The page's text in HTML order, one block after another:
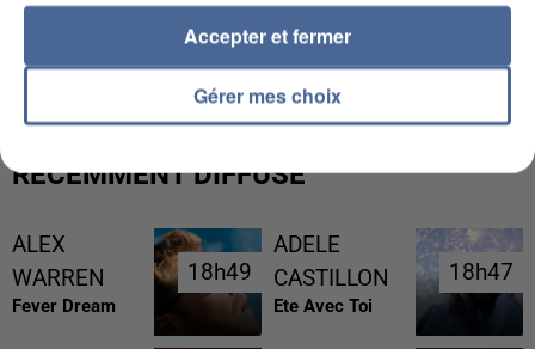
COULÉE DE BOUE EN HAUTE-SAVOIE
RÉCEMMENT DIFFUSÉ
ALEX
WARREN
Fever Dream
18h49
18h49
ADELE
CASTILLON
Ete Avec Toi
18h47
18h47
Gérer mes choix
Accepter et fermer